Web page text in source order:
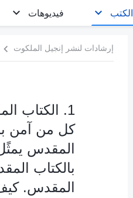
الكتب فيديوهات
إرشادات لنشر إنجيل الملكوت
1. الكتاب
كل من آمن
المقدس
بالكتاب
المقدس.